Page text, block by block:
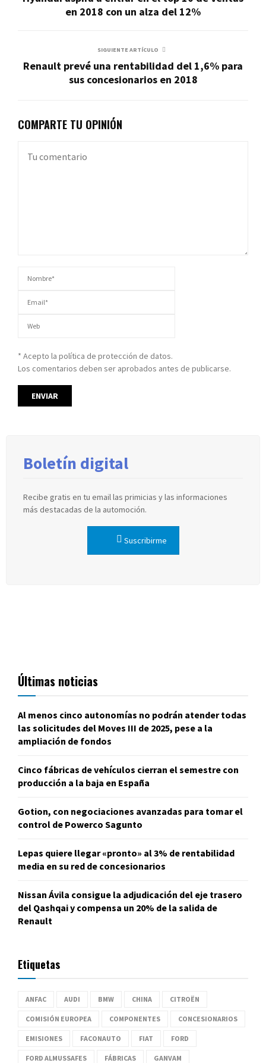
en 2018 con un alza del 12%
SIGUIENTE ARTÍCULO
Renault prevé una rentabilidad del 1,6% para
sus concesionarios en 2018
COMPARTE TU OPINIÓN
* Acepto la política de protección de datos.
Los comentarios deben ser aprobados antes de publicarse.
Boletín digital
Recibe gratis en tu email las primicias y las informaciones
más destacadas de la automoción.
Suscribirme
Últimas noticias
Al menos cinco autonomías no podrán atender todas
las solicitudes del Moves III de 2025, pese a la
ampliación de fondos
Cinco fábricas de vehículos cierran el semestre con
producción a la baja en España
Gotion, con negociaciones avanzadas para tomar el
control de Powerco Sagunto
Lepas quiere llegar «pronto» al 3% de rentabilidad
media en su red de concesionarios
Nissan Ávila consigue la adjudicación del eje trasero
del Qashqai y compensa un 20% de la salida de
Renault
Etiquetas
ANFAC AUDI BMW CHINA CITROËN
COMISIÓN EUROPEA COMPONENTES CONCESIONARIOS
EMISIONES FACONAUTO FIAT FORD
FORD ALMUSSAFES FÁBRICAS GANVAM